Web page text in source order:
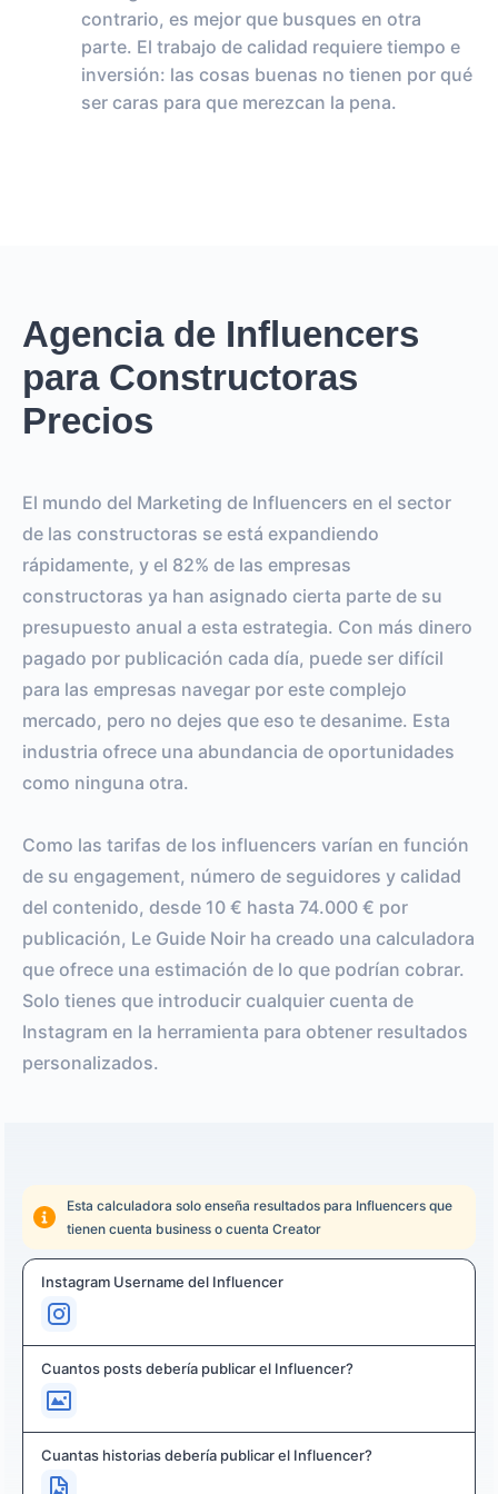
contrario, es mejor que busques en otra
parte. El trabajo de calidad requiere tiempo e
inversión: las cosas buenas no tienen por qué
ser caras para que merezcan la pena.
Agencia de Influencers
para Constructoras
Precios
El mundo del Marketing de Influencers en el sector
de las constructoras se está expandiendo
rápidamente, y el 82% de las empresas
constructoras ya han asignado cierta parte de su
presupuesto anual a esta estrategia. Con más dinero
pagado por publicación cada día, puede ser difícil
para las empresas navegar por este complejo
mercado, pero no dejes que eso te desanime. Esta
industria ofrece una abundancia de oportunidades
como ninguna otra.
Como las tarifas de los influencers varían en función
de su engagement, número de seguidores y calidad
del contenido, desde 10 € hasta 74.000 € por
publicación, Le Guide Noir ha creado una calculadora
que ofrece una estimación de lo que podrían cobrar.
Solo tienes que introducir cualquier cuenta de
Instagram en la herramienta para obtener resultados
personalizados.
Esta calculadora solo enseña resultados para Influencers que
tienen cuenta business o cuenta Creator
Instagram Username del Influencer
Cuantos posts debería publicar el Influencer?
Cuantas historias debería publicar el Influencer?